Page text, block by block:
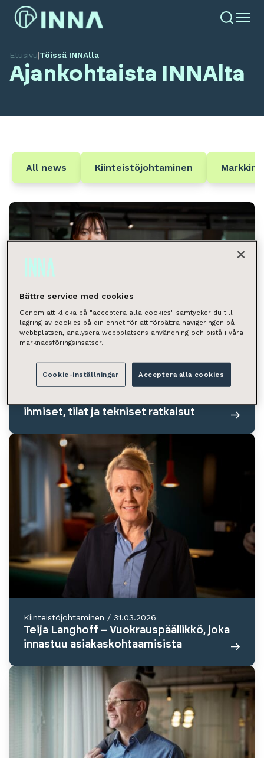
Etusivu|Töissä INNAlla
Ajankohtaista INNAlta
All news Kiinteistöjohtaminen
Kiinteistöjohtaminen / 22.05.2026
ihmiset, tilat ja tekniset ratkaisut
Kiinteistöjohtaminen / 31.03.2026
Teija Langhoff – Vuokrauspäällikkö, joka
innastuu asiakaskohtaamisista
Bättre service med cookies
Genom att klicka på "acceptera alla cookies" samtycker du till
lagring av cookies på din enhet för att förbättra navigeringen på
webbplatsen, analysera webbplatsens användning och bistå i våra
marknadsföringsinsatser.
Cookie-inställningar Acceptera alla cookies